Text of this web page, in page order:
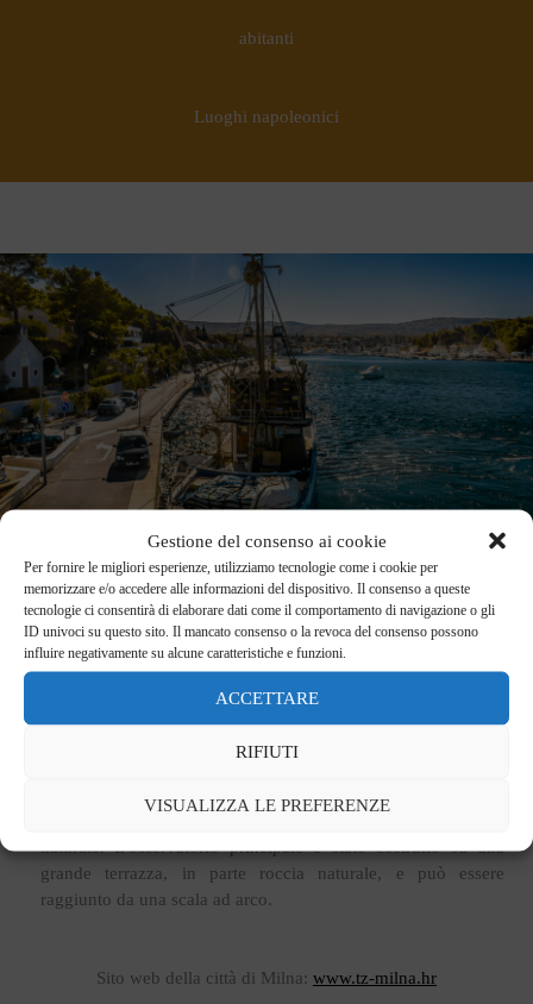
Gestione del consenso ai cookie
Per fornire le migliori esperienze, utilizziamo tecnologie come i cookie per
memorizzare e/o accedere alle informazioni del dispositivo. Il consenso a queste
tecnologie ci consentirà di elaborare dati come il comportamento di navigazione o gli
ID univoci su questo sito. Il mancato consenso o la revoca del consenso possono
influire negativamente su alcune caratteristiche e funzioni.
ACCETTARE
RIFIUTI
VISUALIZZA LE PREFERENZE
abitanti
Luoghi napoleonici
Milna è uno degli esempi architettonicamente più armoniosi
di urbanistica barocca sulla costa dalmata, un porto naturale
sicuro, testimoniato anche dalla costruzione del palazzo di
Diocleziano a Spalato. La sua posizione strategica fu molto
importante durante le guerre napoleoniche nell'Adriatico
orientale, facendola diventare l'ultima difesa di Spalato e
naturale. L'osservatorio principale è stato costruito su una
grande terrazza, in parte roccia naturale, e può essere
raggiunto da una scala ad arco.
Sito web della città di Milna: www.tz-milna.hr